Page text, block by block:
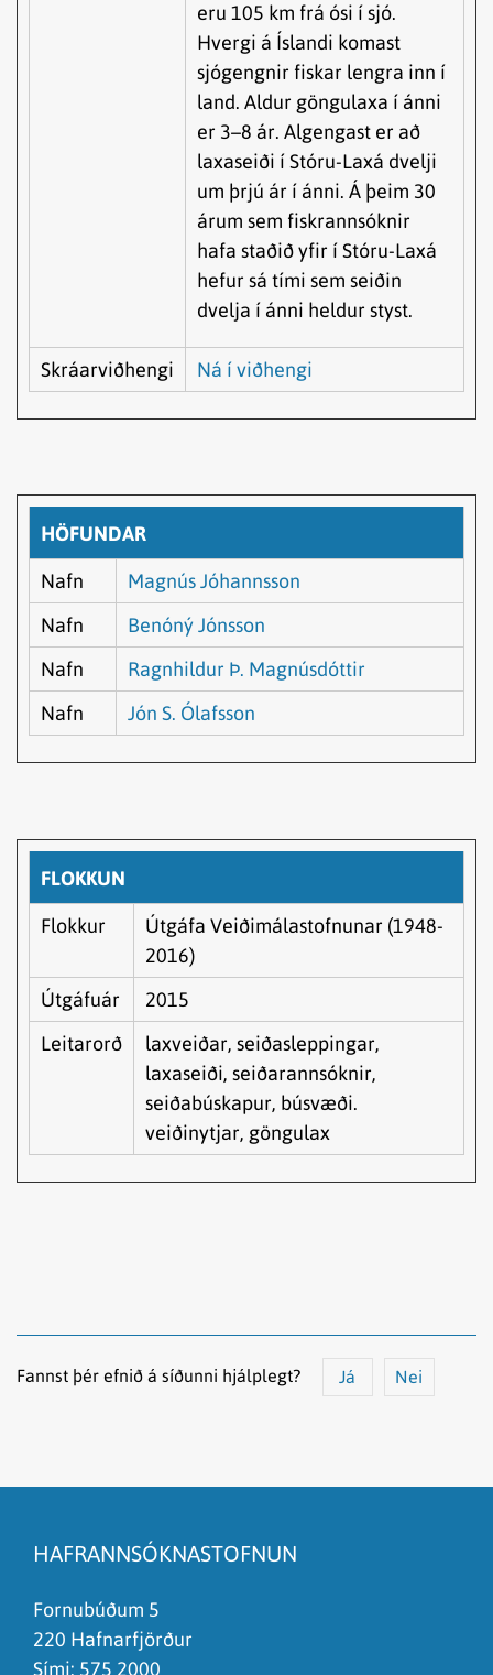
eru 105 km frá ósi í sjó.
Hvergi á Íslandi komast
sjógengnir fiskar lengra inn í
land. Aldur göngulaxa í ánni
er 3–8 ár. Algengast er að
laxaseiði í Stóru-Laxá dvelji
um þrjú ár í ánni. Á þeim 30
árum sem fiskrannsóknir
hafa staðið yfir í Stóru-Laxá
hefur sá tími sem seiðin
dvelja í ánni heldur styst.
Skráarviðhengi Ná í viðhengi
HÖFUNDAR
Nafn
Magnús Jóhannsson
Nafn
Benóný Jónsson
Nafn
Ragnhildur Þ. Magnúsdóttir
Nafn
Jón S. Ólafsson
FLOKKUN
Flokkur
Útgáfa Veiðimálastofnunar (1948-
2016)
Útgáfuár
2015
Leitarorð
laxveiðar, seiðasleppingar,
laxaseiði, seiðarannsóknir,
seiðabúskapur, búsvæði.
veiðinytjar, göngulax
Fannst þér efnið á síðunni hjálplegt? Já Nei
Það er of mikið efni á síðunni
Ég skil ekki efnið, finnst það of flókið
HAFRANNSÓKNASTOFNUN
Fornubúðum 5
220 Hafnarfjörður
Sími: 575 2000